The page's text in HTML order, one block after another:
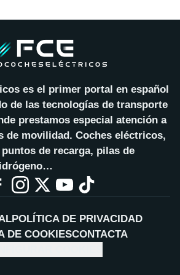
es el primer portal en español
de las tecnologías de transporte
prestamos especial atención a
de movilidad. Coches eléctricos,
de recarga, pilas de
POLÍTICA DE PRIVACIDAD
DE COOKIESCONTACTA